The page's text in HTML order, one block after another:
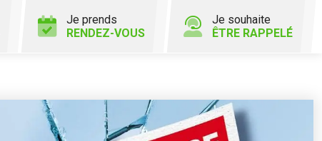
Je prends
RENDEZ-VOUS
Je souhaite
ÊTRE RAPPELÉ